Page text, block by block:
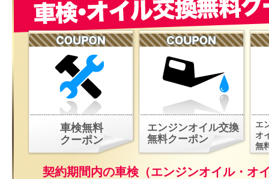
車検無料
クーポン
エンジンオイル交換
無料クーポン
エ
オ
無
契約期間内の車検（エンジンオイル・オ